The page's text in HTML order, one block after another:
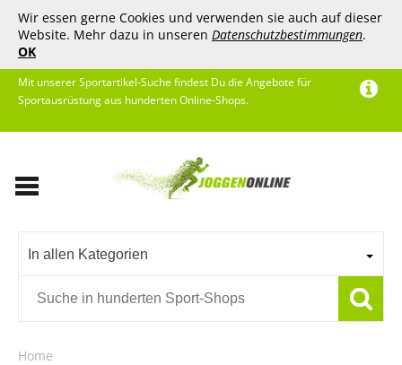
Wir essen gerne Cookies und verwenden sie auch auf dieser
Website. Mehr dazu in unseren Datenschutzbestimmungen.
OK
Mit unserer Sportartikel-Suche findest Du die Angebote für
Sportausrüstung aus hunderten Online-Shops.
In allen Kategorien
Home